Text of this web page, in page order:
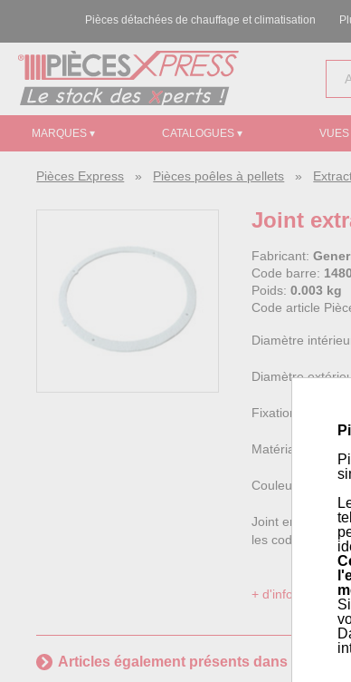
Pièces détachées de chauffage et climatisation
MARQUES ▾ CATALOGUES ▾ VUES
Pièces Express » Pièces poêles à pellets »
Joint
Fabricant:
Code barre:
Poids: 0.003 kg
Code article
Diamètre
Diamètre
Fixation : 4 trous
Matériau : Fibre
Couleur : Blanc
Joint en fibre
les codes
+ d'informations
Articles également présents dans